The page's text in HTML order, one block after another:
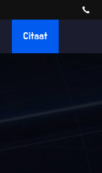
Citaat